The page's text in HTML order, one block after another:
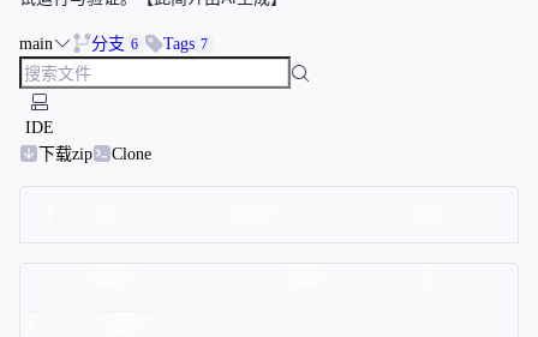
main 分支 6 Tags 7
IDE
下载zip
Clone